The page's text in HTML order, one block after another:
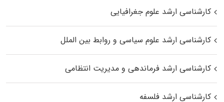
کارشناسی ارشد علوم جغرافیایی
کارشناسی ارشد علوم سیاسی و روابط بین الملل
کارشناسی ارشد فرماندهی و مدیریت انتظامی
کارشناسی ارشد فلسفه